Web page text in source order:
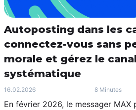
Autoposting dans les
connectez-vous sans
morale et gérez le
systématique
16.02.2026 8 Minutes
En février 2026, le messager MAX